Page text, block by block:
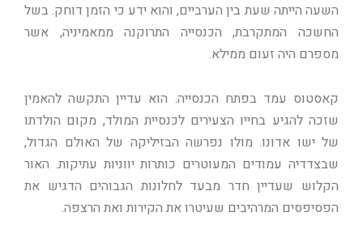
השעה הייתה שעת בין הערביים, והוא ידע כי הזמן דוחק. בשל
החשכה המתקרבת, הכנסייה התרוקנה ממאמיניה, אשר
מספרם היה זעום ממילא.
קאסטוס עמד בפתח הכנסייה. הוא עדיין התקשה להאמין
שזכה להגיע בחייו הצעירים לכנסיית המולד, מקום הולדתו
של ישו אדונו. מולו נפרשה הבזיליקה של האולם הגדול,
שבצדדיה עמודים המעוטרים כותרות יווניות עתיקות. האור
הקלוש שעדיין חדר מבעד לחלונות הגבוהים הדגיש את
הפסיפסים המרהיבים שעיטרו את הקירות ואת הרצפה.